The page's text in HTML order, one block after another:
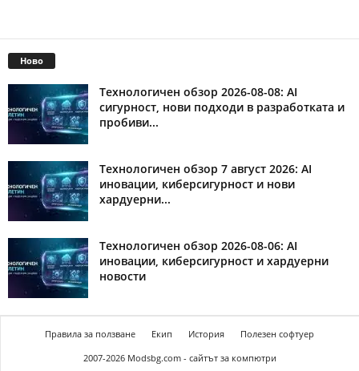
Ново
Технологичен обзор 2026-08-08: AI
сигурност, нови подходи в разработката и
пробиви...
Технологичен обзор 7 август 2026: AI
иновации, киберсигурност и нови
хардуерни...
Технологичен обзор 2026-08-06: AI
иновации, киберсигурност и хардуерни
новости
Правила за ползване Екип История
Полезен софтуер
2007-2026 Modsbg.com - сайтът за компютри